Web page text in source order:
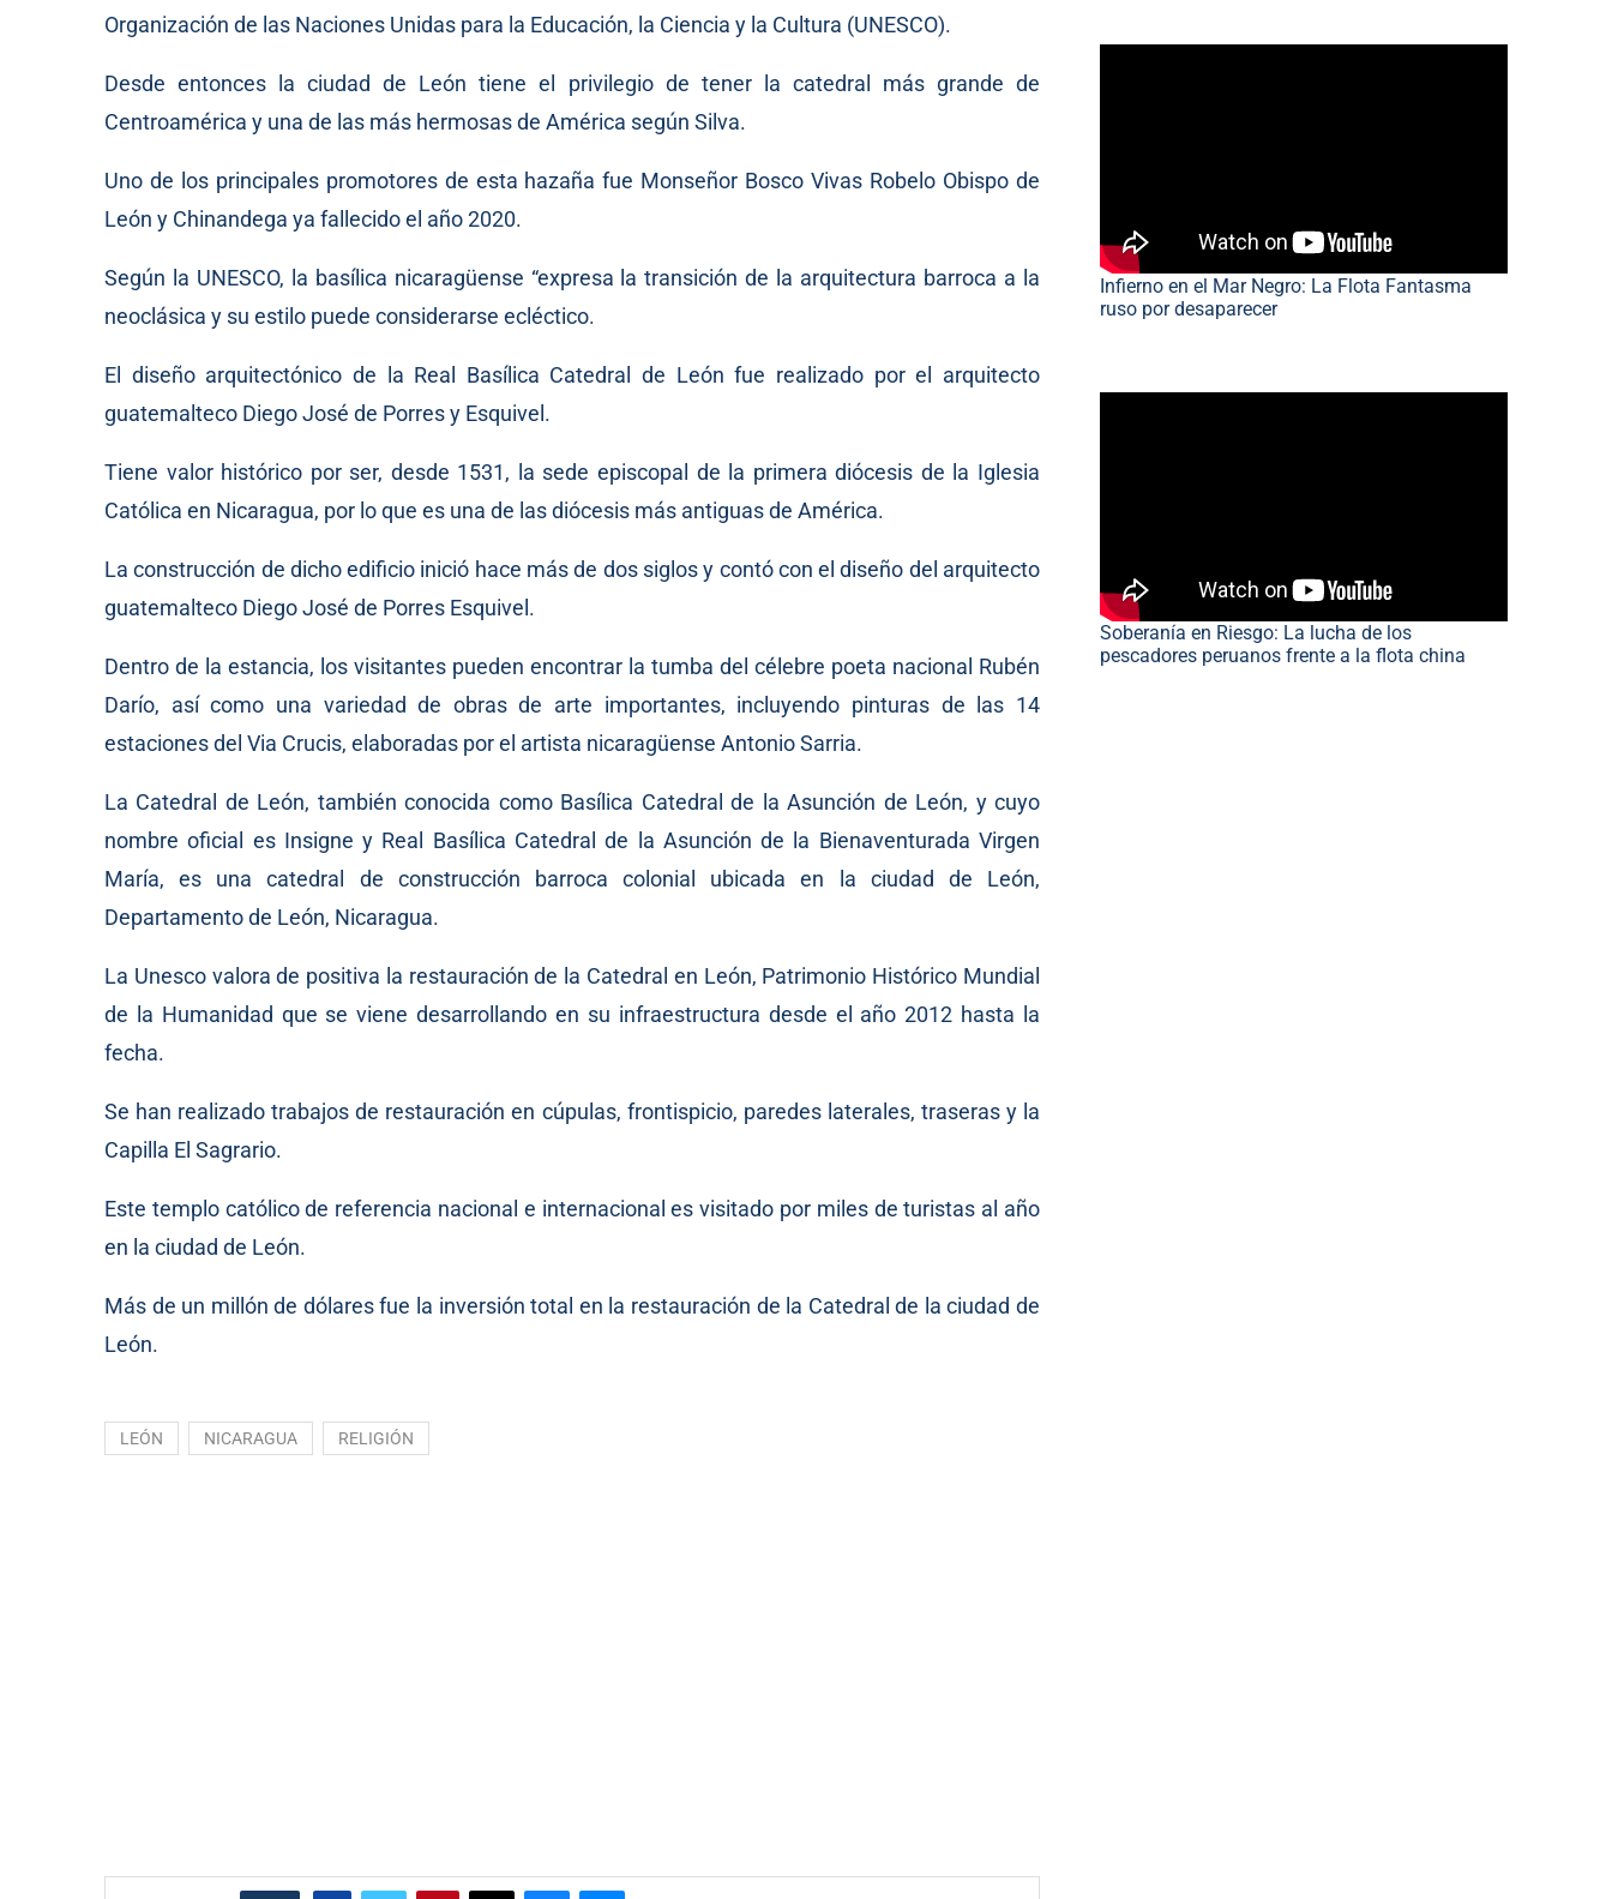
Organización de las Naciones Unidas para la Educación, la Ciencia y la Cultura (UNESCO).
Desde entonces la ciudad de León tiene el privilegio de tener la catedral más grande de
Centroamérica y una de las más hermosas de América según Silva.
Uno de los principales promotores de esta hazaña fue Monseñor Bosco Vivas Robelo Obispo de
León y Chinandega ya fallecido el año 2020.
Según la UNESCO, la basílica nicaragüense “expresa la transición de la arquitectura barroca a la
neoclásica y su estilo puede considerarse ecléctico.
El diseño arquitectónico de la Real Basílica Catedral de León fue realizado por el arquitecto
guatemalteco Diego José de Porres y Esquivel.
Tiene valor histórico por ser, desde 1531, la sede episcopal de la primera diócesis de la Iglesia
Católica en Nicaragua, por lo que es una de las diócesis más antiguas de América.
La construcción de dicho edificio inició hace más de dos siglos y contó con el diseño del arquitecto
guatemalteco Diego José de Porres Esquivel.
Dentro de la estancia, los visitantes pueden encontrar la tumba del célebre poeta nacional Rubén
Darío, así como una variedad de obras de arte importantes, incluyendo pinturas de las 14
estaciones del Via Crucis, elaboradas por el artista nicaragüense Antonio Sarria.
La Catedral de León, también conocida como Basílica Catedral de la Asunción de León, y cuyo
nombre oficial es Insigne y Real Basílica Catedral de la Asunción de la Bienaventurada Virgen
María, es una catedral de construcción barroca colonial ubicada en la ciudad de León,
Departamento de León, Nicaragua.
La Unesco valora de positiva la restauración de la Catedral en León, Patrimonio Histórico Mundial
de la Humanidad que se viene desarrollando en su infraestructura desde el año 2012 hasta la
fecha.
Se han realizado trabajos de restauración en cúpulas, frontispicio, paredes laterales, traseras y la
Capilla El Sagrario.
Este templo católico de referencia nacional e internacional es visitado por miles de turistas al año
en la ciudad de León.
Más de un millón de dólares fue la inversión total en la restauración de la Catedral de la ciudad de
León.
LEÓN NICARAGUA RELIGIÓN
Infierno en el Mar Negro: La Flota Fantasma
ruso por desaparecer
Soberanía en Riesgo: La lucha de los
pescadores peruanos frente a la flota china